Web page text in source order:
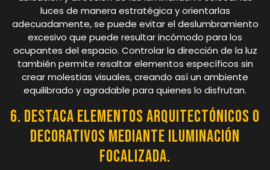
luces de manera estratégica y orientarlas
adecuadamente, se puede evitar el deslumbramiento
excesivo que puede resultar incómodo para los
ocupantes del espacio. Controlar la dirección de la luz
también permite resaltar elementos específicos sin
crear molestias visuales, creando así un ambiente
equilibrado y agradable para quienes lo disfrutan.
6. Destaca elementos arquitectónicos o
decorativos mediante iluminación
focalizada.